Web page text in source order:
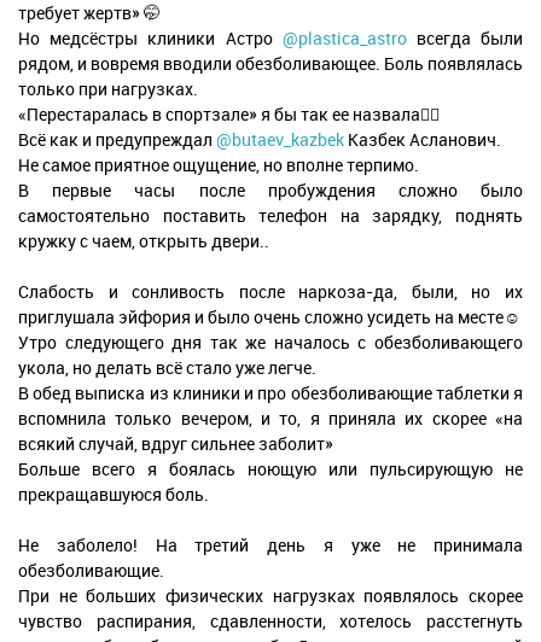
требует жертв» 🤭
Но медсёстры клиники Астро @plastica_astroвсегда были
рядом, и вовремя вводили обезболивающее. Боль появлялась
только при нагрузках.
«Перестаралась в спортзале» я бы так ее назвала👌🏻
Всё как и предупреждал @butaev_kazbek Казбек Асланович.
Не самое приятное ощущение, но вполне терпимо.
В первые часы после пробуждения сложно было
самостоятельно поставить телефон на зарядку, поднять
кружку с чаем, открыть двери..
Слабость и сонливость после наркоза-да, были, но их
приглушала эйфория и было очень сложно усидеть на месте☺️
Утро следующего дня так же началось с обезболивающего
укола, но делать всё стало уже легче.
В обед выписка из клиники и про обезболивающие таблетки я
вспомнила только вечером, и то, я приняла их скорее «на
всякий случай, вдруг сильнее заболит»
Больше всего я боялась ноющую или пульсирующую не
прекращавшуюся боль.
Не заболело! На третий день я уже не принимала
обезболивающие.
При не больших физических нагрузках появлялось скорее
чувство распирания, сдавленности, хотелось расстегнуть